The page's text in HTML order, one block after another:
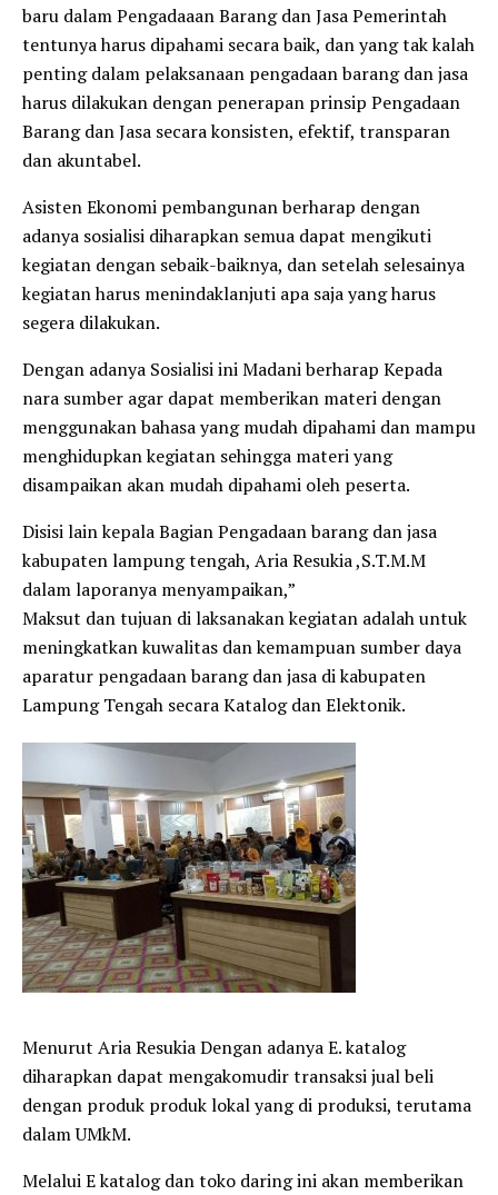
baru dalam Pengadaaan Barang dan Jasa Pemerintah
tentunya harus dipahami secara baik, dan yang tak kalah
penting dalam pelaksanaan pengadaan barang dan jasa
harus dilakukan dengan penerapan prinsip Pengadaan
Barang dan Jasa secara konsisten, efektif, transparan
dan akuntabel.
Asisten Ekonomi pembangunan berharap dengan
adanya sosialisi diharapkan semua dapat mengikuti
kegiatan dengan sebaik-baiknya, dan setelah selesainya
kegiatan harus menindaklanjuti apa saja yang harus
segera dilakukan.
Dengan adanya Sosialisi ini Madani berharap Kepada
nara sumber agar dapat memberikan materi dengan
menggunakan bahasa yang mudah dipahami dan mampu
menghidupkan kegiatan sehingga materi yang
disampaikan akan mudah dipahami oleh peserta.
Disisi lain kepala Bagian Pengadaan barang dan jasa
kabupaten lampung tengah, Aria Resukia ,S.T.M.M
dalam laporanya menyampaikan,”
Maksut dan tujuan di laksanakan kegiatan adalah untuk
meningkatkan kuwalitas dan kemampuan sumber daya
aparatur pengadaan barang dan jasa di kabupaten
Lampung Tengah secara Katalog dan Elektonik.
Menurut Aria Resukia Dengan adanya E. katalog
diharapkan dapat mengakomudir transaksi jual beli
dengan produk produk lokal yang di produksi, terutama
dalam UMkM.
Melalui E katalog dan toko daring ini akan memberikan